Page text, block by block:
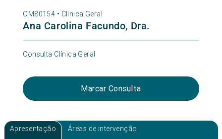
OM80154 • Clinica Geral
Ana Carolina Facundo, Dra.
Consulta Clínica Geral
Marcar Consulta
Apresentação Áreas de intervenção